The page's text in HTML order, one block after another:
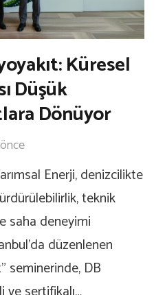
Küresel
Düşük
Dönüyor
Enerji, denizcilikte
teknik
saha deneyimi
düzenlenen
seminerinde, DB